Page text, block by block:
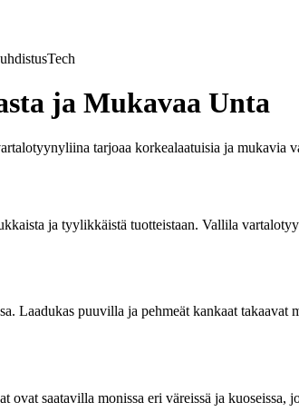
Tech
ja Mukavaa Unta
tarjoaa korkealaatuisia ja mukavia
ja tyylikkäistä tuotteistaan. Vallila
Laadukas puuvilla ja pehmeät kankaat
saatavilla monissa eri väreissä ja